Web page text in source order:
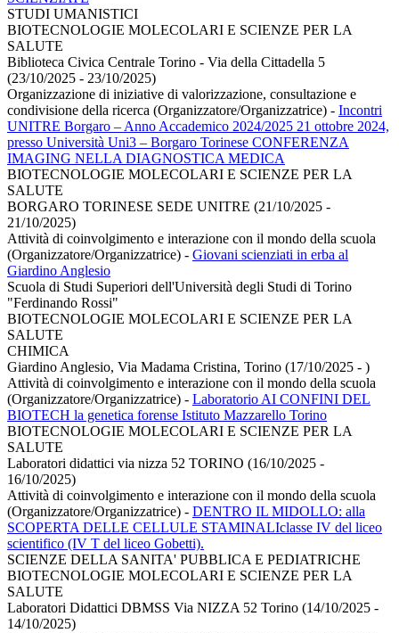
STUDI UMANISTICI
BIOTECNOLOGIE MOLECOLARI E SCIENZE PER LA
SALUTE
Biblioteca Civica Centrale Torino - Via della Cittadella 5
(23/10/2025 - 23/10/2025)
Organizzazione di iniziative di valorizzazione, consultazione e
condivisione della ricerca (Organizzatore/Organizzatrice) - Incontri
UNITRE Borgaro – Anno Accademico 2024/2025 21 ottobre 2024,
presso Università Uni3 – Borgaro Torinese CONFERENZA
IMAGING NELLA DIAGNOSTICA MEDICA
BIOTECNOLOGIE MOLECOLARI E SCIENZE PER LA
SALUTE
BORGARO TORINESE SEDE UNITRE (21/10/2025 -
21/10/2025)
Attività di coinvolgimento e interazione con il mondo della scuola
(Organizzatore/Organizzatrice) - Giovani scienziati in erba al
Giardino Anglesio
Scuola di Studi Superiori dell'Università degli Studi di Torino
"Ferdinando Rossi"
BIOTECNOLOGIE MOLECOLARI E SCIENZE PER LA
SALUTE
CHIMICA
Giardino Anglesio, Via Madama Cristina, Torino (17/10/2025 - )
Attività di coinvolgimento e interazione con il mondo della scuola
(Organizzatore/Organizzatrice) - Laboratorio AI CONFINI DEL
BIOTECH la genetica forense Istituto Mazzarello Torino
BIOTECNOLOGIE MOLECOLARI E SCIENZE PER LA
SALUTE
Laboratori didattici via nizza 52 TORINO (16/10/2025 -
16/10/2025)
Attività di coinvolgimento e interazione con il mondo della scuola
(Organizzatore/Organizzatrice) - DENTRO IL MIDOLLO: alla
SCOPERTA DELLE CELLULE STAMINALIclasse IV del liceo
scientifico (IV T del liceo Gobetti).
SCIENZE DELLA SANITA' PUBBLICA E PEDIATRICHE
BIOTECNOLOGIE MOLECOLARI E SCIENZE PER LA
SALUTE
Laboratori Didattici DBMSS Via NIZZA 52 Torino (14/10/2025 -
14/10/2025)